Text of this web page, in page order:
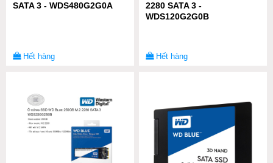
SATA 3 - WDS480G2G0A
Hết hàng
2280 SATA 3 -
WDS120G2G0B
Hết hàng